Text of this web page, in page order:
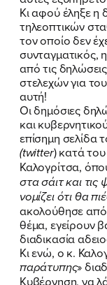
Κι αφού έληξε η
τηλεοπτικών
τον οποίο δεν
συνταγματικός,
από τις
στελεχών για
αυτή!
Οι δημόσιες
και
επίσημη σελίδα
(twitter) κατά
Καλογρίτσα,
στα σάιτ και
νομίζει ότι θα
ακολούθησε από
θέμα, εγείρουν
διαδικασία
Κι ενώ, ο κ.
παράτυπης»
Κυβέρνηση, να